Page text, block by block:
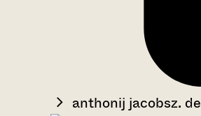
anthonij jacobsz.